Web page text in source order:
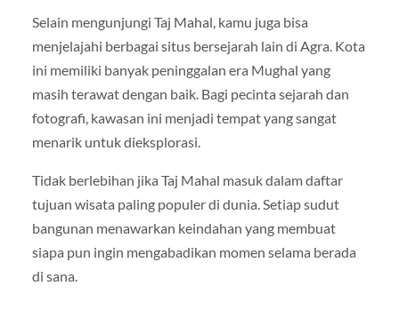
Selain mengunjungi Taj Mahal, kamu juga bisa
menjelajahi berbagai situs bersejarah lain di Agra. Kota
ini memiliki banyak peninggalan era Mughal yang
masih terawat dengan baik. Bagi pecinta sejarah dan
fotografi, kawasan ini menjadi tempat yang sangat
menarik untuk dieksplorasi.
Tidak berlebihan jika Taj Mahal masuk dalam daftar
tujuan wisata paling populer di dunia. Setiap sudut
bangunan menawarkan keindahan yang membuat
siapa pun ingin mengabadikan momen selama berada
di sana.